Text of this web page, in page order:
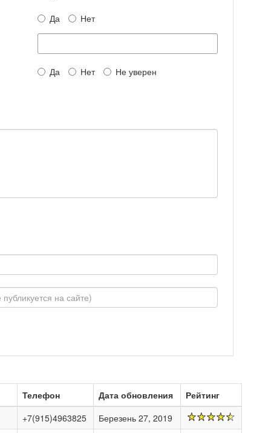
Да Нет
Да Нет Не уверен
Телефон Дата обновления
Рейтинг
+7(915)4963825 Березень 27, 2019